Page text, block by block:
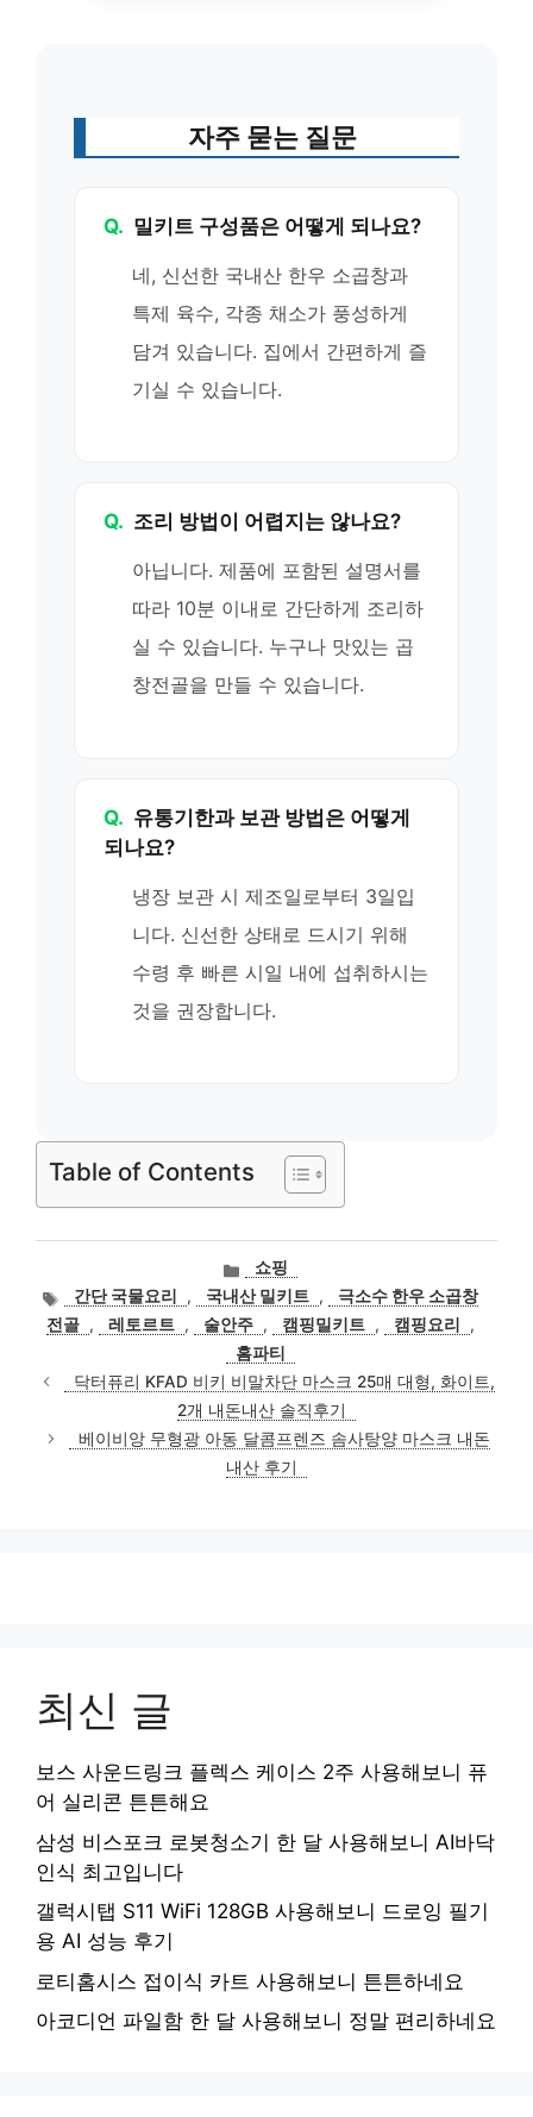
자주 묻는 질문
Q. 밀키트 구성품은 어떻게 되나요?
네, 신선한 국내산 한우 소곱창과
특제 육수, 각종 채소가 풍성하게
담겨 있습니다. 집에서 간편하게 즐
기실 수 있습니다.
Q. 조리 방법이 어렵지는 않나요?
아닙니다. 제품에 포함된 설명서를
따라 10분 이내로 간단하게 조리하
실 수 있습니다. 누구나 맛있는 곱
창전골을 만들 수 있습니다.
Q. 유통기한과 보관 방법은 어떻게
되나요?
냉장 보관 시 제조일로부터 3일입
니다. 신선한 상태로 드시기 위해
수령 후 빠른 시일 내에 섭취하시는
것을 권장합니다.
Table of Contents
카
테
고
리
쇼핑
태
그
간단 국물요리 , 국내산 밀키트 ,
극소수 한우 소곱창
전골 , 레토르트 , 술안주 , 캠핑밀키트 , 캠핑요리
,
홈파티
닥터퓨리 KFAD 비키 비말차단 마스크 25매 대형, 화이트,
2개 내돈내산 솔직후기
베이비앙 무형광 아동 달콤프렌즈 솜사탕양 마스크 내돈
내산 후기
최신 글
보스 사운드링크 플렉스 케이스 2주 사용해보니 퓨
어 실리콘 튼튼해요
삼성 비스포크 로봇청소기 한 달 사용해보니 AI바닥
인식 최고입니다
갤럭시탭 S11 WiFi 128GB 사용해보니 드로잉 필기
용 AI 성능 후기
로티홈시스 접이식 카트 사용해보니 튼튼하네요
아코디언 파일함 한 달 사용해보니 정말 편리하네요